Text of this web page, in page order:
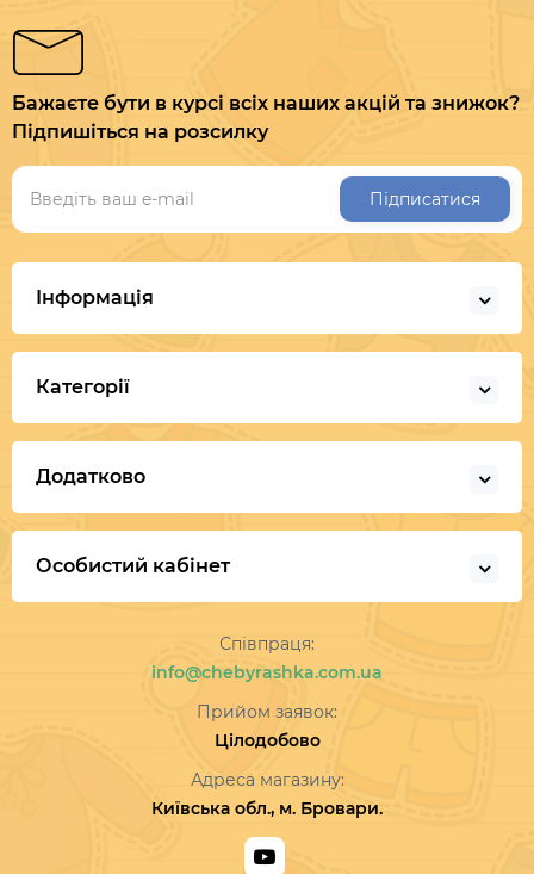
Бажаєте бути в курсі всіх наших акцій та знижок?
Підпишіться на розсилку
Підписатися
Інформація
Категорії
Додатково
Особистий кабінет
Співпраця:
info@chebyrashka.com.ua
Прийом заявок:
Цілодобово
Адреса магазину:
Київська обл., м. Бровари.